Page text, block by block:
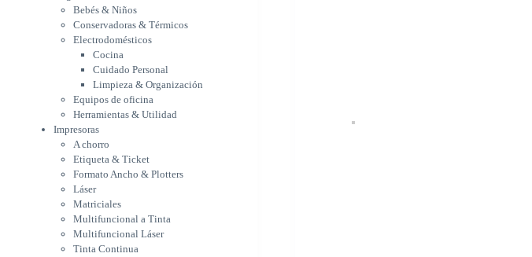
Impresoras
A chorro
Etiqueta & Ticket
Formato Ancho & Plotters
Láser
Matriciales
Multifuncional a Tinta
Multifuncional Láser
Tinta Continua
Informática
Accesorios Varios
Adaptadores & Cables
Auriculares
Escáner
Estuches & Mochilas
Gavetas para unidades de
Bebés & Niños
Conservadoras & Térmicos
Electrodomésticos
Cocina
Cuidado Personal
Limpieza & Organización
Equipos de oficina
Herramientas & Utilidad
Impresoras
A chorro
Etiqueta & Ticket
Formato Ancho & Plotters
Láser
Matriciales
Multifuncional a Tinta
Multifuncional Láser
Tinta Continua